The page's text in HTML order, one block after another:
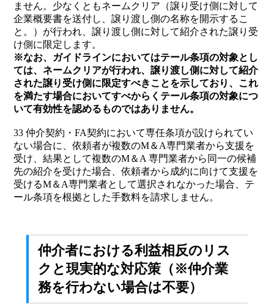
ません。少なくともネームクリア（譲り受け側に対して
企業概要書を送付し、譲り渡し側の名称を開示するこ
と。）が行われ、譲り渡し側に対して紹介された譲り受
け側に限定します。
※なお、ガイドラインにおいてはテール条項の対象とし
ては、ネームクリアが行われ、譲り渡し側に対して紹介
された譲り受け側に限定すべきことを示しており、これ
を満たす場合においてすべからくテール条項の対象につ
いて有効性を認めるものではありません。
33 仲介契約・FA契約において専任条項が設けられてい
ない場合に、依頼者が複数のM＆A専門業者から支援を
受け、結果として複数のM＆A 専門業者から同一の候補
先の紹介を受けた場合、依頼者から成約に向けて支援を
受けるM＆A専門業者として選択されなかった場合、テ
ール条項を根拠とした手数料を請求しません。
仲介者における利益相反のリス
クと現実的な対応策（※仲介業
務を行わない場合は不要）